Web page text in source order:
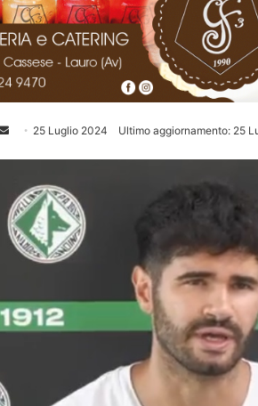
Invia 25 Luglio 2024 Ultimo aggiornamento: 25